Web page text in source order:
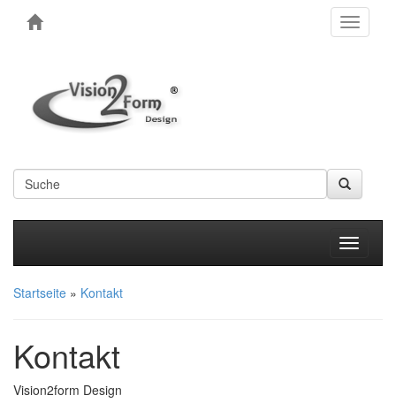
Toggle
Startseite » Kontakt
Kontakt
Vision2form Design